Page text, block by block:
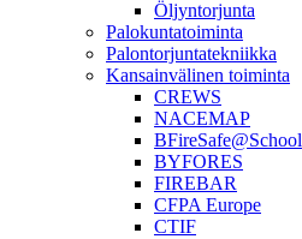
Öljyntorjunta
Palokuntatoiminta
Palontorjuntatekniikka
Kansainvälinen toiminta
CREWS
NACEMAP
BFireSafe@School
BYFORES
FIREBAR
CFPA Europe
CTIF